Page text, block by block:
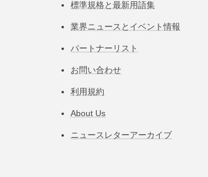
標準規格と最新用語集
業界ニュースとイベント情報
パートナーリスト
お問い合わせ
利用規約
About Us
ニュースレターアーカイブ